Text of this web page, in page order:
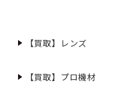
【買取】レンズ
【買取】プロ機材